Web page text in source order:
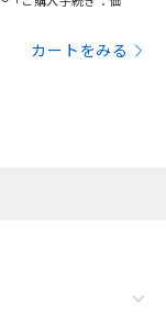
カートをみる